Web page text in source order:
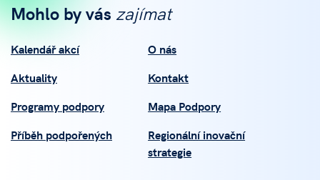
Mohlo by vás zajímat
Kalendář akcí
Aktuality
Programy podpory
Příběh podpořených
O nás
Kontakt
Mapa Podpory
Regionální inovační
strategie